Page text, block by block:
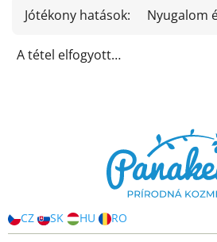
Jótékony hatások: Nyugalom
A tétel elfogyott…
CZ SK HU RO